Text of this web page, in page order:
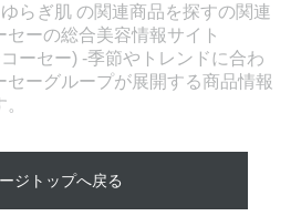
らぎ肌 の関連商品を探すの関連
ーの総合美容情報サイト
ーセー) -季節やトレンドに合わ
ーグループが展開する商品情報
ジトップへ戻る